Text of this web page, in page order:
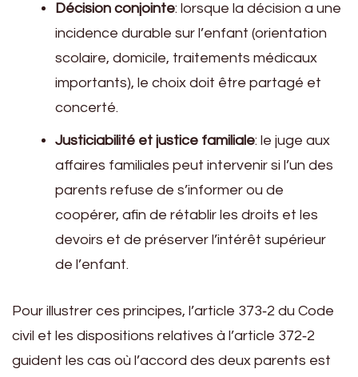
Décision conjointe: lorsque la décision a une
incidence durable sur l’enfant (orientation
scolaire, domicile, traitements médicaux
importants), le choix doit être partagé et
concerté.
Justiciabilité et justice familiale: le juge aux
affaires familiales peut intervenir si l’un des
parents refuse de s’informer ou de
coopérer, afin de rétablir les droits et les
devoirs et de préserver l’intérêt supérieur
de l’enfant.
Pour illustrer ces principes, l’article 373‑2 du Code
civil et les dispositions relatives à l’article 372‑2
guident les cas où l’accord des deux parents est